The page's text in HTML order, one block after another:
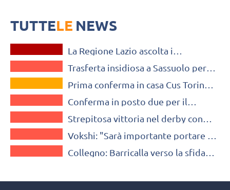
TUTTELE NEWS
OLTRE IL VOLLEY
La Regione Lazio ascolta i
pari opportunità
A2 FEMMINILE
Trasferta insidiosa a Sassuolo per il
lavorando bene”
VOLLEY MERCATO
Prima conferma in casa Cus Torino.
fila cussine
A2 FEMMINILE
Conferma in posto due per il
A2 FEMMINILE
Strepitosa vittoria nel derby con
A2 FEMMINILE
Vokshi: "Sarà importante portare a
A2 FEMMINILE
Collegno: Barricalla verso la sfida